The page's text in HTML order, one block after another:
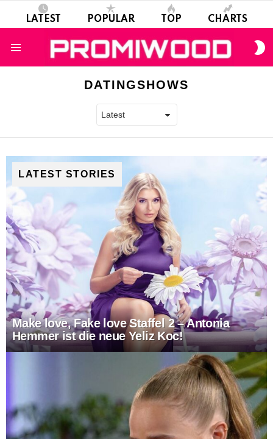
LATEST POPULAR TOP CHARTS
DATINGSHOWS
LATEST STORIES
Make love, Fake love Staffel 2 – Antonia
Hemmer ist die neue Yeliz Koc!